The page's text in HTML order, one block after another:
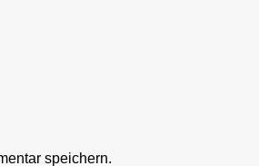
speichern.